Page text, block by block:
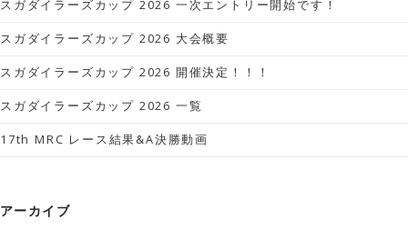
スガダイラーズカップ 2026 一次エントリー開始です！
スガダイラーズカップ 2026 大会概要
スガダイラーズカップ 2026 開催決定！！！
スガダイラーズカップ 2026 一覧
17th MRC レース結果&A決勝動画
アーカイブ